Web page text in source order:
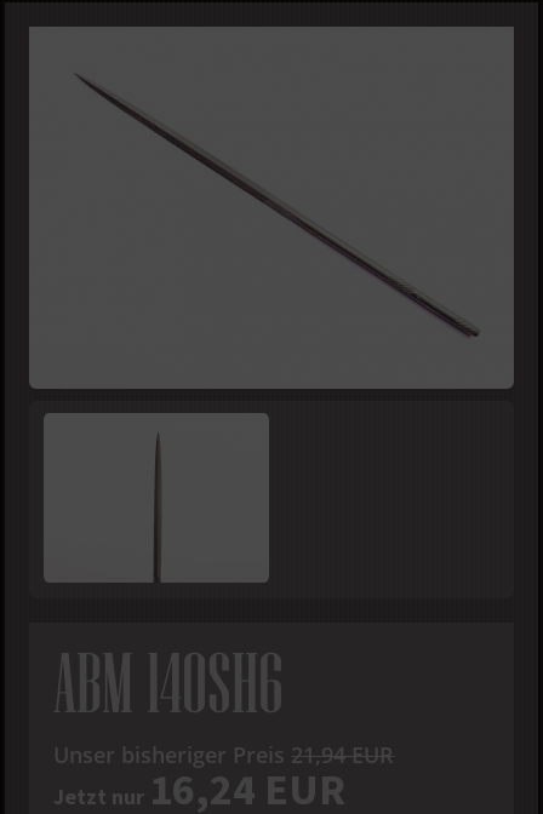
ABM 140SH6
Unser bisheriger Preis 21,94 EUR
Jetzt nur 16,24 EUR